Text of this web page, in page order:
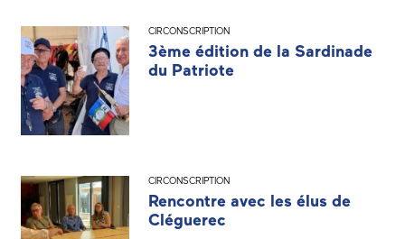
CIRCONSCRIPTION
3ème édition de la Sardinade
du Patriote
CIRCONSCRIPTION
Rencontre avec les élus de
Cléguerec